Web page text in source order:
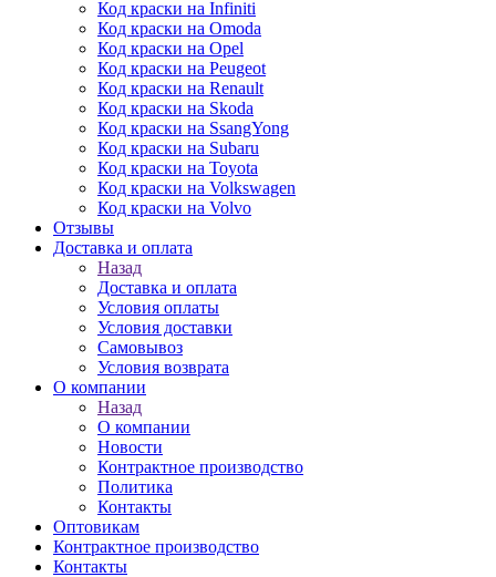
Код краски на Infiniti
Код краски на Omoda
Код краски на Opel
Код краски на Peugeot
Код краски на Renault
Код краски на Skoda
Код краски на SsangYong
Код краски на Subaru
Код краски на Toyota
Код краски на Volkswagen
Код краски на Volvo
Отзывы
Доставка и оплата
Назад
Доставка и оплата
Условия оплаты
Условия доставки
Самовывоз
Условия возврата
О компании
Назад
О компании
Новости
Контрактное производство
Политика
Контакты
Оптовикам
Контрактное производство
Контакты